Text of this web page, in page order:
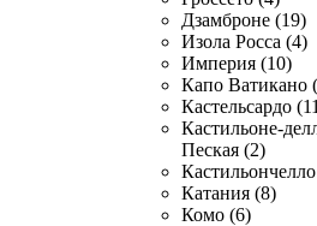
Дзамброне (19)
Изола Росса (4)
Империя (10)
Капо Ватикано
Кастельсардо
Кастильоне-
Пеская (2)
Катания (8)
Комо (6)